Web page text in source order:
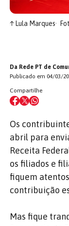
↑Lula Marques
Da Rede PT de
Publicado em 04/03/
Compartilhe
Os
abril para
Receita
os filiados e
fiquem
contribuição
Mas fique